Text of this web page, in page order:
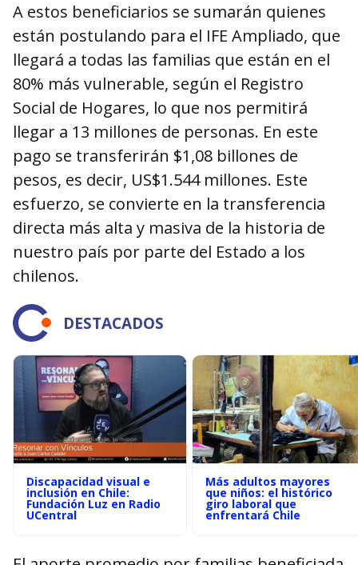
A estos beneficiarios se sumarán quienes
están postulando para el IFE Ampliado, que
llegará a todas las familias que están en el
80% más vulnerable, según el Registro
Social de Hogares, lo que nos permitirá
llegar a 13 millones de personas. En este
pago se transferirán $1,08 billones de
pesos, es decir, US$1.544 millones. Este
esfuerzo, se convierte en la transferencia
directa más alta y masiva de la historia de
nuestro país por parte del Estado a los
chilenos.
DESTACADOS
Discapacidad visual e
inclusión en Chile:
Fundación Luz en Radio
UCentral
Más adultos mayores
que niños: el histórico
giro laboral que
enfrentará Chile